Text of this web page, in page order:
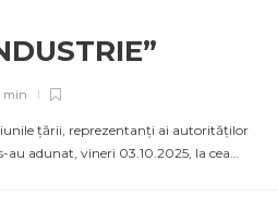
min
țării, reprezentanți ai autorităților
adunat, vineri 03.10.2025, la cea…